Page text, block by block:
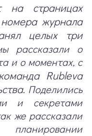
на страницах
номера журнала
целых три
рассказали о
и о моментах, с
Rubleva
Поделились
и секретами
же рассказали